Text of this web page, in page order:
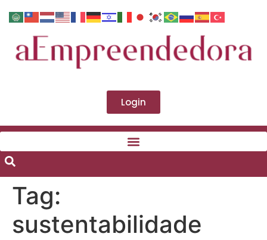
Login
Tag:
sustentabilidade